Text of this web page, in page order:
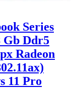
Series
Gb Ddr5
Radeon
11 Pro